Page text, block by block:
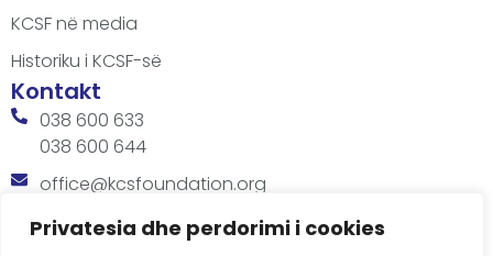
Privatesia dhe perdorimi i cookies
KCSF në media
Historiku i KCSF-së
Kontakt
038 600 633
038 600 644
office@kcsfoundation.org
Besa Imami, Lam A, H1, Kat.12, nr. 65-1, Lakrishtë,